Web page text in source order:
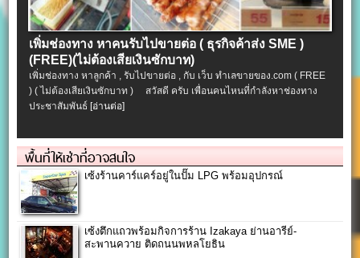
เพิ่มช่องทาง หาคนรับไปขายต่อ ( ธุรกิจค้าส่ง SME )
(FREE)(ไม่ต้องเสียเงินซักบาท)
เพิ่มช่องทาง หาลูกค้า , รับไปขายต่อ , กับ เว็บ ทำเลขายของ.com ( FREE
) ( ไม่ต้องเสียเงินซักบาท ) สวัสดี ครับ เพื่อนคนไหนที่กำลังหาช่องทาง
ประชาสัมพันธ์ [อ่านต่อ]
พื้นที่ให้เช่าที่อาจสนใจ
เซ้งร้านคาร์แคร์อยู่ในปั๊ม LPG พร้อมอุปกรณ์
เซ้งตึกแถวพร้อมกิจการร้าน Izakaya ย่านอารีย์-
สะพานควาย ติดถนนพหลโยธิน